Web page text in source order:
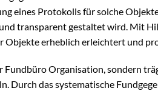
eines Protokolls für solche
transparent gestaltet wird. Mit
Objekte erheblich erleichtert und
Organisation, sondern
Durch das systematische